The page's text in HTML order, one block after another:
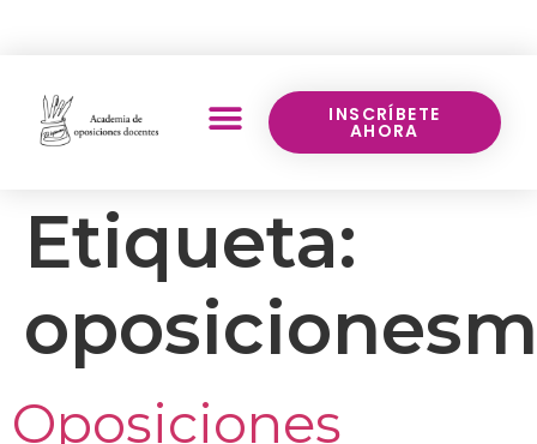
INSCRÍBETE
AHORA
Etiqueta:
Oposiciones